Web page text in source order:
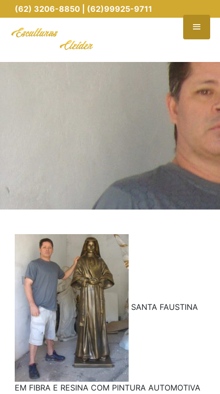
(62) 3206-8850 | (62)99925-9711
SANTA FAUSTINA
EM FIBRA E RESINA COM PINTURA AUTOMOTIVA